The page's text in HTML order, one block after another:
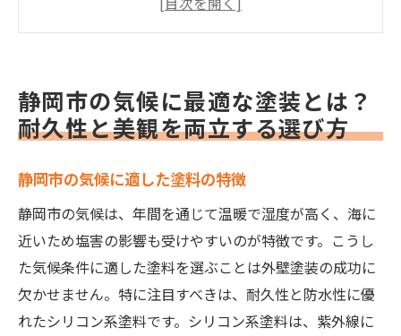
長寿命を実現するメンテナンス方法
外壁塗装の成功事例から学ぶ静岡市特有の塗料
選択の秘訣
成功事例に見る塗料選びのポイント
地域の景観に調和する色調選び
プロのアドバイスをどう活かすか
実績ある塗装会社の選び方
施工後の満足度を高めるために
静岡市の気候に最適な塗装とは？
耐久性と美観を両立する選び方
静岡市の気候に適した塗料の特徴
静岡市の気候は、年間を通じて温暖で湿度が高く、海に
近いため塩害の影響も受けやすいのが特徴です。こうし
た気候条件に適した塗料を選ぶことは外壁塗装の成功に
欠かせません。特に注目すべきは、耐久性と防水性に優
れたシリコン系塗料です。シリコン系塗料は、紫外線に